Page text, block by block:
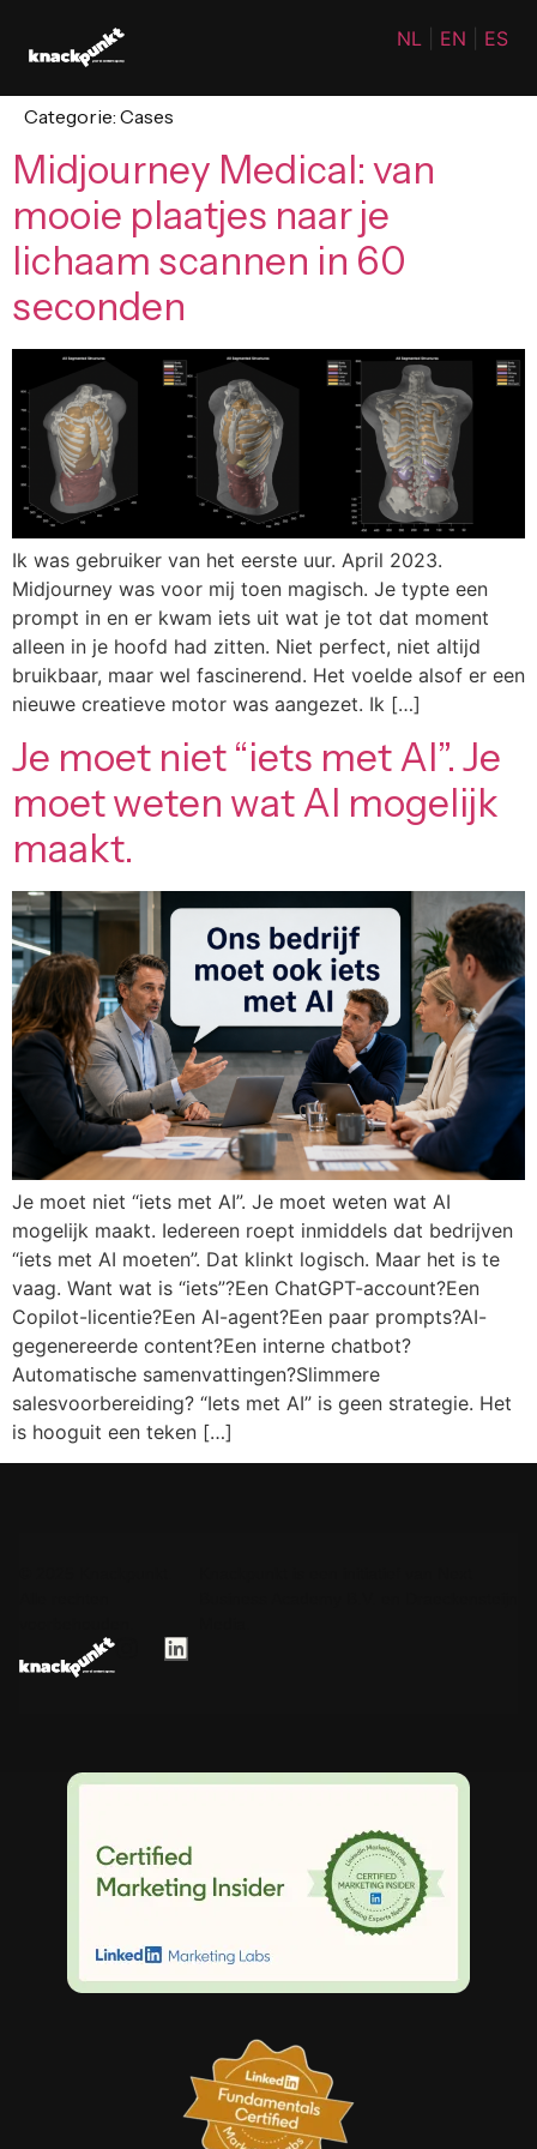
NL EN ES
Categorie: Cases
Midjourney Medical: van
mooie plaatjes naar je
lichaam scannen in 60
seconden
Ik was gebruiker van het eerste uur. April 2023.
Midjourney was voor mij toen magisch. Je typte een
prompt in en er kwam iets uit wat je tot dat moment
alleen in je hoofd had zitten. Niet perfect, niet altijd
bruikbaar, maar wel fascinerend. Het voelde alsof er een
nieuwe creatieve motor was aangezet. Ik […]
Je moet niet “iets met AI”. Je
moet weten wat AI mogelijk
maakt.
Je moet niet “iets met AI”. Je moet weten wat AI
mogelijk maakt. Iedereen roept inmiddels dat bedrijven
“iets met AI moeten”. Dat klinkt logisch. Maar het is te
vaag. Want wat is “iets”?Een ChatGPT-account?Een
Copilot-licentie?Een AI-agent?Een paar prompts?AI-
gegenereerde content?Een interne chatbot?
Automatische samenvattingen?Slimmere
salesvoorbereiding? “Iets met AI” is geen strategie. Het
is hooguit een teken […]